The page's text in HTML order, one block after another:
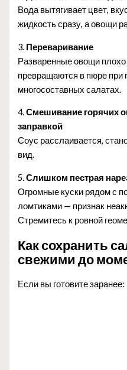
Вода вытягивает цвет,
жидкость сразу, а овощи
3. Переваривание
Разваренные овощи
превращаются в пюре при
многосоставных салатах.
4.Смешивание горячих
заправкой
Соус расслаивается,
вид.
5.Слишком пестрая
Огромные куски рядом с
ломтиками — признак
Стремитесь к ровной
Как сохранить
свежими до
Если вы готовите заранее: